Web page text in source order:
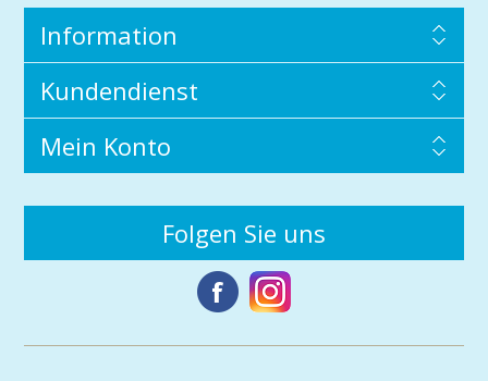
Information
Kundendienst
Mein Konto
Folgen Sie uns